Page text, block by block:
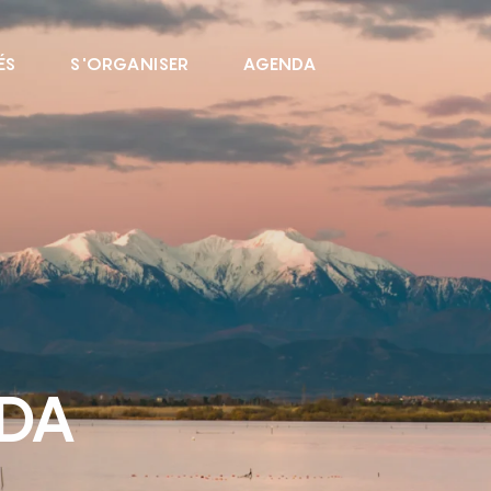
S'ORGANISER AGENDA